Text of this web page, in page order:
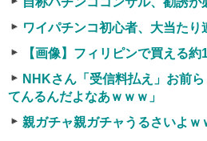
Powered by livedoor 相互RSS
ワイパチンコ初心者、大当たり
【画像】フィリピンで買える
NHKさん「受信料払え」お前
てんるんだよなあｗｗｗ」
親ガチャ親ガチャうるさいよｗ